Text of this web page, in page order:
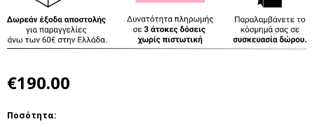
€190.00
Ποσότητα: